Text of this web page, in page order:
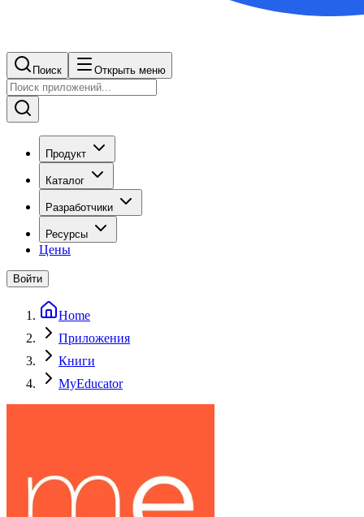
Поиск Открыть меню
Продукт
Каталог
Разработчики
Ресурсы
Цены
Войти
Home
Приложения
Книги
MyEducator